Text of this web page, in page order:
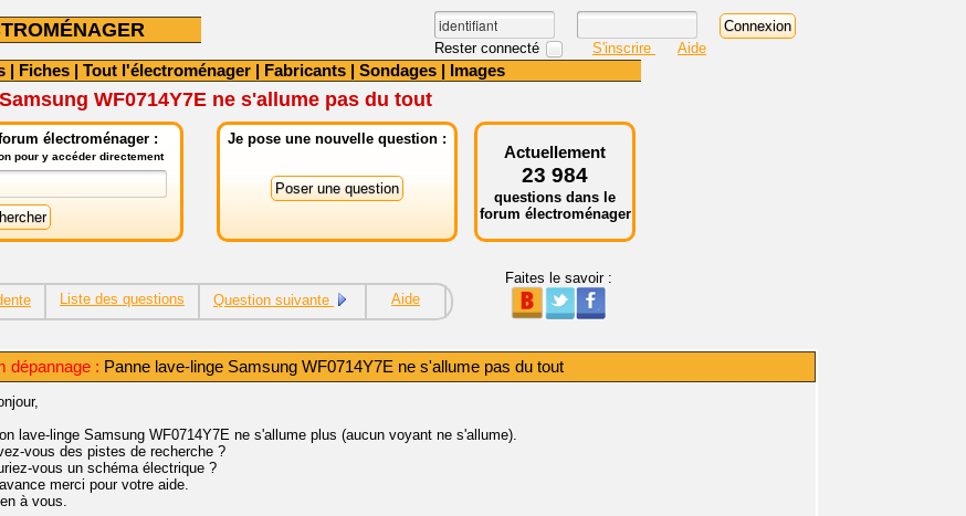
Rester connecté S'inscrire Aide
| Fiches | Tout l'électroménager | Fabricants | Sondages | Images
WF0714Y7E ne s'allume pas du tout
électroménager :
pour y accéder directement
Je pose une nouvelle question :
Actuellement
23 984
questions dans le
forum électroménager
Liste des questions Question suivante Aide
Faites le savoir :
dépannage : Panne lave-linge Samsung WF0714Y7E ne s'allume pas du tout
lave-linge Samsung WF0714Y7E ne s'allume plus (aucun voyant ne s'allume).
vous des pistes de recherche ?
vous un schéma électrique ?
merci pour votre aide.
à vous.